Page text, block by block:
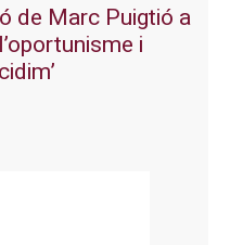
de Marc Puigtió a
i